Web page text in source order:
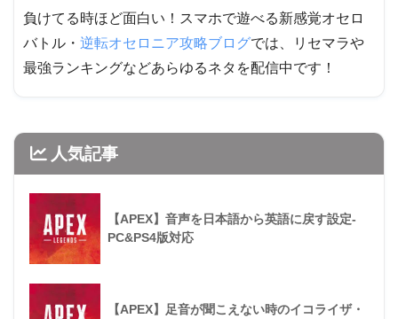
負けてる時ほど面白い！スマホで遊べる新感覚オセロ
バトル・ 逆転オセロニア攻略ブログでは、リセマラや
最強ランキングなどあらゆるネタを配信中です！
人気記事
【APEX】音声を日本語から英語に戻す設定-
PC&PS4版対応
【APEX】足音が聞こえない時のイコライザ・